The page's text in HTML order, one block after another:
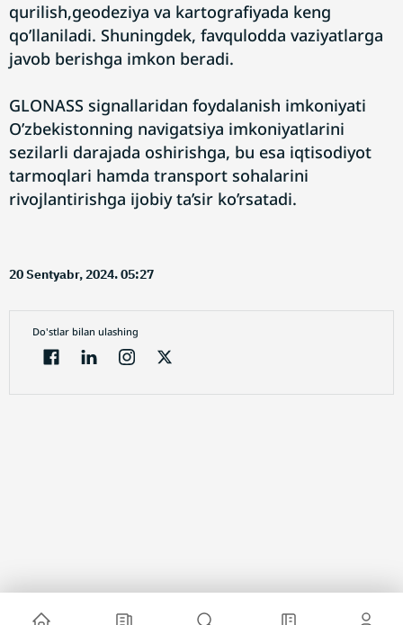
qurilish,geodeziya va kartografiyada keng
qo’llaniladi. Shuningdek, favqulodda vaziyatlarga
javob berishga imkon beradi.
GLONASS signallaridan foydalanish imkoniyati
O’zbekistonning navigatsiya imkoniyatlarini
sezilarli darajada oshirishga, bu esa iqtisodiyot
tarmoqlari hamda transport sohalarini
rivojlantirishga ijobiy ta’sir ko’rsatadi.
20 Sentyabr, 2024. 05:27
Do'stlar bilan ulashing